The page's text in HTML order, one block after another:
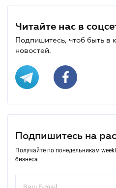
Читайте нас в
Подпишитесь, чтоб быть в
новостей.
Подпишитесь на
Получайте по понедельникам
бизнеса